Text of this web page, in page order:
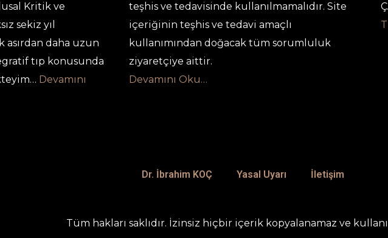
Kritik ve
sekiz yıl
asırdan daha uzun
tıp konusunda
Devamını
teşhis ve tedavisinde kullanılmamalıdır. Site
içeriğinin teşhis ve tedavi amaçlı
kullanımından doğacak tüm sorumluluk
ziyaretçiye aittir.
Devamını Oku…
Dr. İbrahim KOÇ Yasal Uyarı İletişim
Tüm hakları saklıdır. İzinsiz hiçbir içerik kopyalanamaz ve